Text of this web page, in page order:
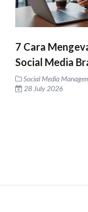
7 Cara
Social Media
Social Media
28 July 2026